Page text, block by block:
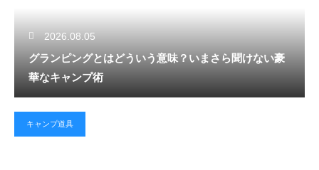
2026.08.05
グランピングとはどういう意味？いまさら聞けない豪
華なキャンプ術
キャンプ道具